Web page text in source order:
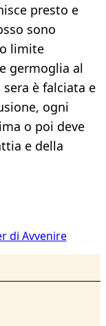
presto e
sono
limite
germoglia al
è falciata e
ogni
o poi deve
e della
di Avvenire